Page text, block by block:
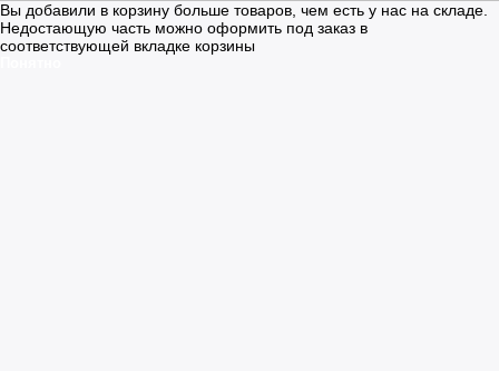
Вы добавили в корзину больше товаров, чем есть у нас на складе.
Недостающую часть можно оформить под заказ в
соответствующей вкладке корзины